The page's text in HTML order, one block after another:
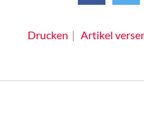
Drucken Artikel